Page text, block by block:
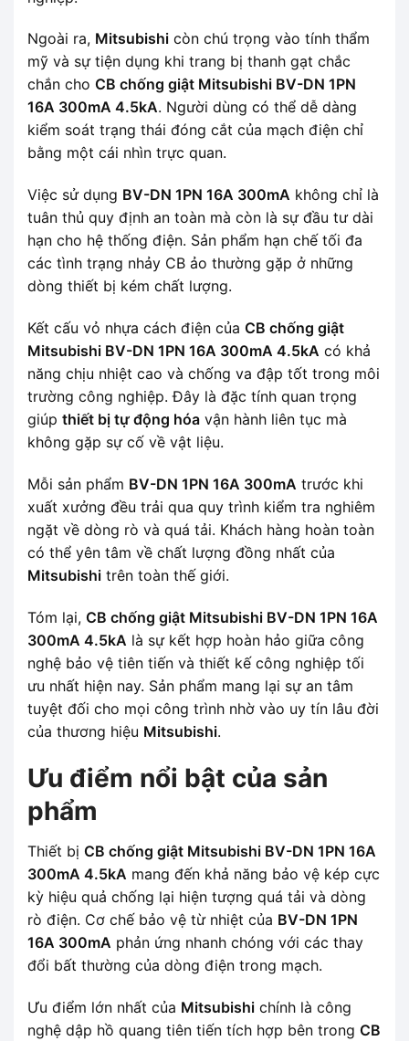
Ngoài ra, Mitsubishi còn chú trọng vào tính thẩm
mỹ và sự tiện dụng khi trang bị thanh gạt chắc
chắn cho CB chống giật Mitsubishi BV-DN 1PN
16A 300mA 4.5kA. Người dùng có thể dễ dàng
kiểm soát trạng thái đóng cắt của mạch điện chỉ
bằng một cái nhìn trực quan.
Việc sử dụng BV-DN 1PN 16A 300mA không chỉ là
tuân thủ quy định an toàn mà còn là sự đầu tư dài
hạn cho hệ thống điện. Sản phẩm hạn chế tối đa
các tình trạng nhảy CB ảo thường gặp ở những
dòng thiết bị kém chất lượng.
Kết cấu vỏ nhựa cách điện của CB chống giật
Mitsubishi BV-DN 1PN 16A 300mA 4.5kA có khả
năng chịu nhiệt cao và chống va đập tốt trong môi
trường công nghiệp. Đây là đặc tính quan trọng
giúp thiết bị tự động hóa vận hành liên tục mà
không gặp sự cố về vật liệu.
Mỗi sản phẩm BV-DN 1PN 16A 300mA trước khi
xuất xưởng đều trải qua quy trình kiểm tra nghiêm
ngặt về dòng rò và quá tải. Khách hàng hoàn toàn
có thể yên tâm về chất lượng đồng nhất của
Mitsubishi trên toàn thế giới.
Tóm lại, CB chống giật Mitsubishi BV-DN 1PN 16A
300mA 4.5kA là sự kết hợp hoàn hảo giữa công
nghệ bảo vệ tiên tiến và thiết kế công nghiệp tối
ưu nhất hiện nay. Sản phẩm mang lại sự an tâm
tuyệt đối cho mọi công trình nhờ vào uy tín lâu đời
của thương hiệu Mitsubishi.
Ưu điểm nổi bật của sản
phẩm
Thiết bị CB chống giật Mitsubishi BV-DN 1PN 16A
300mA 4.5kA mang đến khả năng bảo vệ kép cực
kỳ hiệu quả chống lại hiện tượng quá tải và dòng
rò điện. Cơ chế bảo vệ từ nhiệt của BV-DN 1PN
16A 300mA phản ứng nhanh chóng với các thay
đổi bất thường của dòng điện trong mạch.
Ưu điểm lớn nhất của Mitsubishi chính là công
nghệ dập hồ quang tiên tiến tích hợp bên trong CB